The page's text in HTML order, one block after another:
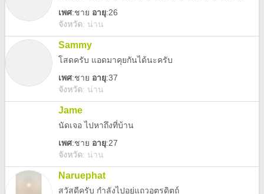
เพศ:ชาย อายุ:26
จังหวัด: น่าน
Sammy
โสดครับ แอดมาคุยกันได้นะครับ
เพศ:ชาย อายุ:37
จังหวัด: น่าน
Jame
นัดเจอ ไปหาถึงที่บ้าน
เพศ:ชาย อายุ:27
จังหวัด: น่าน
Naruephat
สวัสดีครับ กำลังไปอยู่แถวอุตรดิตถ์